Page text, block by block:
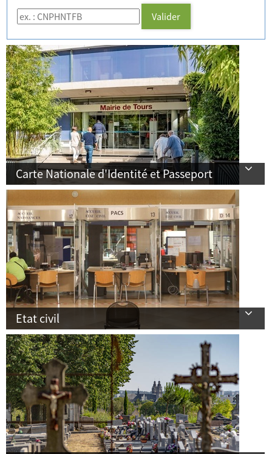
Code de suivi
Valider
Carte Nationale d'Identité et Passeport
Etat civil